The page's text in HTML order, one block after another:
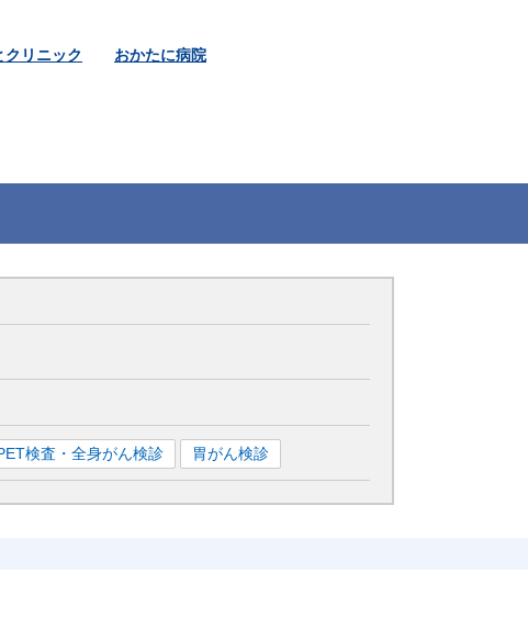
クリニック おかたに病院
検査・全身がん検診 胃がん検診